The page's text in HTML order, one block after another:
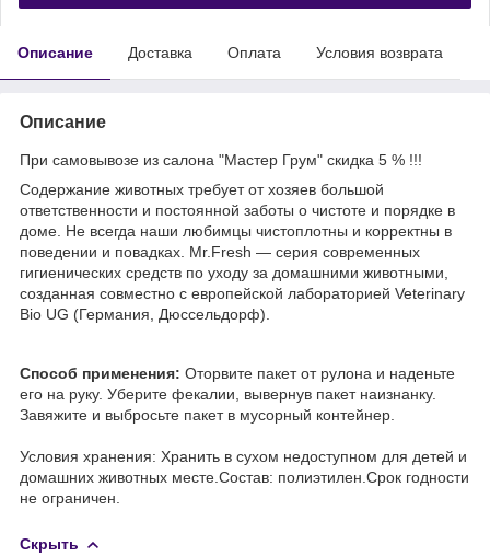
Описание Доставка Оплата Условия возврата
Описание
При самовывозе из салона "Мастер Грум" скидка 5 % !!!
Содержание животных требует от хозяев большой
ответственности и постоянной заботы о чистоте и порядке в
доме. Не всегда наши любимцы чистоплотны и корректны в
поведении и повадках. Mr.Fresh — серия современных
гигиенических средств по уходу за домашними животными,
созданная совместно с европейской лабораторией Veterinary
Bio UG (Германия, Дюссельдорф).
Способ применения: Оторвите пакет от рулона и наденьте
его на руку. Уберите фекалии, вывернув пакет наизнанку.
Завяжите и выбросьте пакет в мусорный контейнер.
Условия хранения: Хранить в сухом недоступном для детей и
домашних животных месте.Состав: полиэтилен.Срок годности
не ограничен.
Скрыть